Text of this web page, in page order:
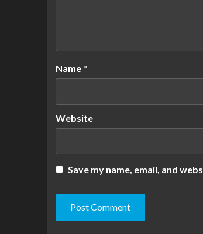
Name *
Website
Save my name, email, and